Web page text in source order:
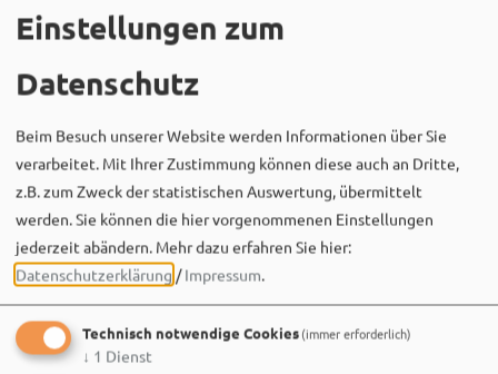
Bergwaldtheater
06. August um 18:08 via Facebook
Sei wie Luisa & Chiara!
Komm am 08.08. ins Bergwaldtheater und hol dir deinen
neuen Ohrwurm. 🎤✨
Einstellungen zum
Datenschutz
Beim Besuch unserer Website werden Informationen über Sie
verarbeitet. Mit Ihrer Zustimmung können diese auch an Dritte,
z.B. zum Zweck der statistischen Auswertung, übermittelt
werden. Sie können die hier vorgenommenen Einstellungen
jederzeit abändern. Mehr dazu erfahren Sie hier:
Datenschutzerklärung /Impressum.
Technisch notwendige Cookies(immer erforderlich)
↓ 1 Dienst